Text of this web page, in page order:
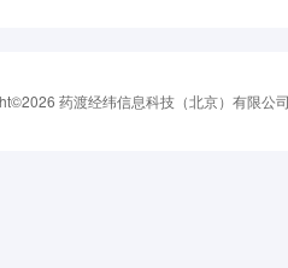
药渡经纬信息科技（北京）有限公